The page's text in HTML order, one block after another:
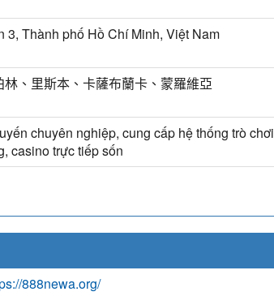
3, Thành phố Hồ Chí Minh, Việt Nam
、里斯本、卡薩布蘭卡、蒙羅維亞
chuyên nghiệp, cung cấp hệ thống trò chơi
casino trực tiếp sốn
888newa.org/